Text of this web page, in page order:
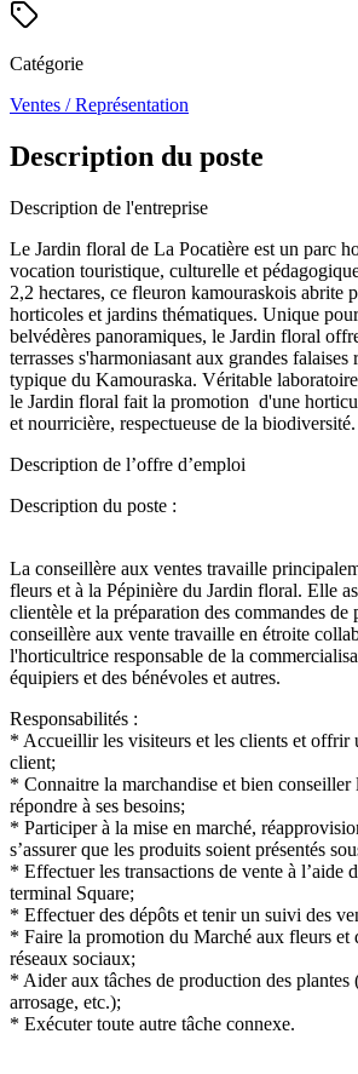
Catégorie
Ventes / Représentation
Description du poste
Description de l'entreprise
Le Jardin floral de La Pocatière est un parc
vocation touristique, culturelle et
2,2 hectares, ce fleuron kamouraskois abrite
horticoles et jardins thématiques. Unique pour
belvédères panoramiques, le Jardin floral
terrasses s'harmoniasant aux grandes falaises
typique du Kamouraska. Véritable
le Jardin floral fait la promotion d'une
et nourricière, respectueuse de la biodiversité.
Description de l’offre d’emploi
Description du poste :
La conseillère aux ventes travaille
fleurs et à la Pépinière du Jardin floral. Elle
clientèle et la préparation des commandes de
conseillère aux vente travaille en étroite
l'horticultrice responsable de la
équipiers et des bénévoles et autres.
Responsabilités :
* Accueillir les visiteurs et les clients et offrir
client;
* Connaitre la marchandise et bien conseiller
répondre à ses besoins;
* Participer à la mise en marché,
s’assurer que les produits soient présentés
* Effectuer les transactions de vente à l’aide
terminal Square;
* Effectuer des dépôts et tenir un suivi des
* Faire la promotion du Marché aux fleurs et
réseaux sociaux;
* Aider aux tâches de production des plantes
arrosage, etc.);
* Exécuter toute autre tâche connexe.